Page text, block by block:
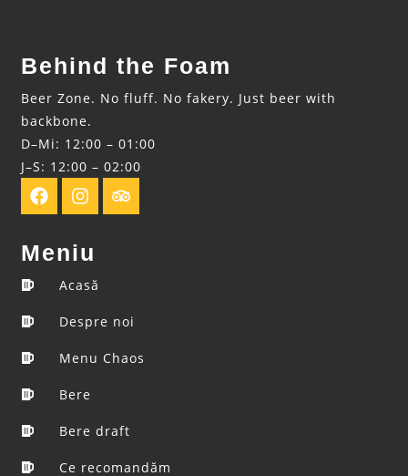
Behind the Foam
Beer Zone. No fluff. No fakery. Just beer with
backbone.
D–Mi: 12:00 – 01:00
J–S: 12:00 – 02:00
Meniu
Acasă
Despre noi
Menu Chaos
Bere
Bere draft
Ce recomandăm